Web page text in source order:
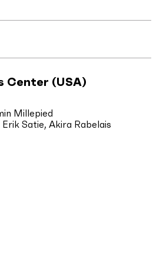
Center (USA)
Millepied
Erik Satie, Akira Rabelais